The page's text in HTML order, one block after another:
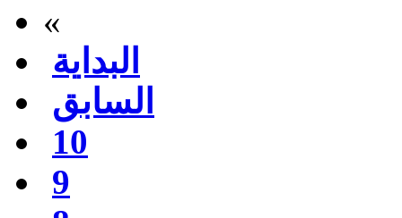
«
البداية
السابق
10
9